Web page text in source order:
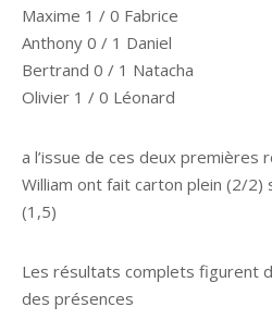
Maxime 1 / 0 Fabrice
Anthony 0 / 1 Daniel
Bertrand 0 / 1 Natacha
Olivier 1 / 0 Léonard
a l’issue de ces deux premières
William ont fait carton plein (2/2)
(1,5)
Les résultats complets figurent
des présences